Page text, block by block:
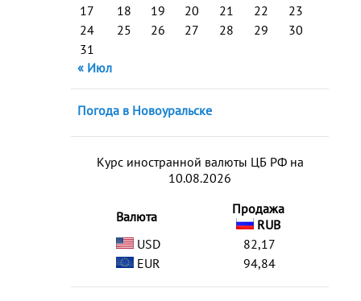
17
18 19 20 21 22
23
24
25 26 27 28 29
30
31
« Июл
Погода в Новоуральске
Курс иностранной валюты ЦБ РФ на
10.08.2026
Валюта
Продажа
RUB
USD
82,17
EUR
94,84